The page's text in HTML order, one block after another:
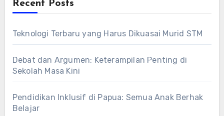
Recent Posts
Teknologi Terbaru yang Harus Dikuasai Murid STM
Debat dan Argumen: Keterampilan Penting di
Sekolah Masa Kini
Pendidikan Inklusif di Papua: Semua Anak Berhak
Belajar